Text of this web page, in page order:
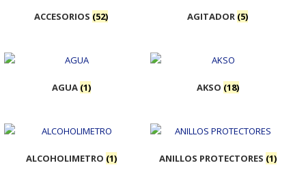
ACCESORIOS (52) AGITADOR (5)
AGUA (1) AKSO (18)
ALCOHOLIMETRO (1) ANILLOS PROTECTORES (1)